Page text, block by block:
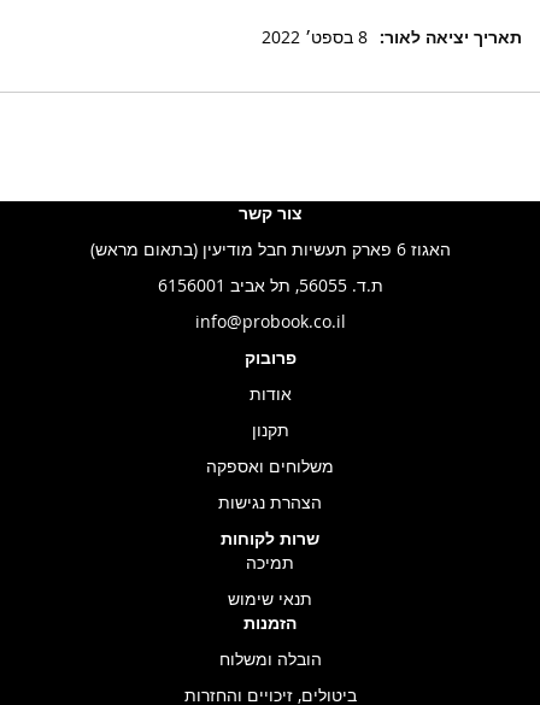
מידע
8 בספט׳ 2022
צור קשר
האגוז 6 פארק תעשיות חבל מודיעין (בתאום מראש)
ת.ד. 56055, תל אביב 6156001
info@probook.co.il
פרובוק
אודות
תקנון
משלוחים ואספקה
הצהרת נגישות
שרות לקוחות
תמיכה
תנאי שימוש
הזמנות
הובלה ומשלוח
ביטולים, זיכויים והחזרות